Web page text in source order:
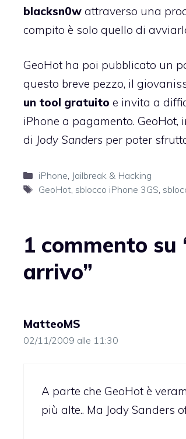
blacksn0w attraverso una
compito è solo quello di
GeoHot ha poi pubblicato un
questo breve pezzo, il
un tool gratuito e invita a
iPhone a pagamento.
di Jody Sanders per poter
Categorie
iPhone Jailbreak & Hacking
Tag
GeoHot, sblocco iPhone 3GS
1 commento su
arrivo”
MatteoMS
02/11/2009 alle 11:30
A parte che GeoHot è
più alte.. Ma Jody Sanders